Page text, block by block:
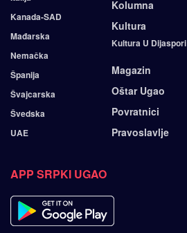
Kanada-SAD
Mađarska
Nemačka
Španija
Švajcarska
Švedska
UAE
Kolumna
Kultura
Kultura U Dijaspori
Magazin
Oštar Ugao
Povratnici
Pravoslavlje
APP SRPKI UGAO